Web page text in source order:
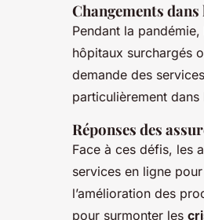
Changements dans
Pendant la
hôpitaux surchargés
demande des
particulièrement
Réponses des
Face à ces défis, les
services en ligne
l’amélioration des
pour surmonter les